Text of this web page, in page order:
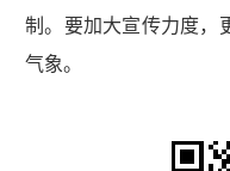
制。要加大宣传力度，
气象。